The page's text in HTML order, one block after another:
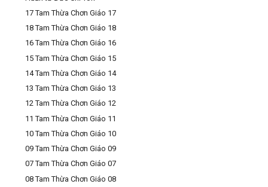
17 Tam Thừa Chơn Giáo 17
18 Tam Thừa Chơn Giáo 18
16 Tam Thừa Chơn Giáo 16
15 Tam Thừa Chơn Giáo 15
14 Tam Thừa Chơn Giáo 14
13 Tam Thừa Chơn Giáo 13
12 Tam Thừa Chơn Giáo 12
11 Tam Thừa Chơn Giáo 11
10 Tam Thừa Chơn Giáo 10
09 Tam Thừa Chơn Giáo 09
07 Tam Thừa Chơn Giáo 07
08 Tam Thừa Chơn Giáo 08